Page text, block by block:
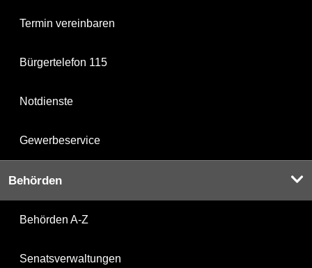
Termin vereinbaren
Bürgertelefon 115
Notdienste
Gewerbeservice
Behörden
Behörden A-Z
Senatsverwaltungen